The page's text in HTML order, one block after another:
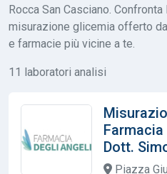
Rocca San Casciano.
misurazione glicemia offerto
e farmacie più vicine a te.
11 laboratori analisi
Dott.
Piazza